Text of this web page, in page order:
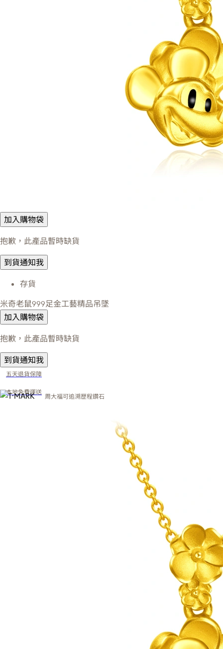
加入購物袋
抱歉，此產品暫時缺貨
到貨通知我
存貨
米奇老鼠999足金工藝精品吊墜
加入購物袋
抱歉，此產品暫時缺貨
到貨通知我
五天退貨保障
本地免費運送
周大福可追溯歷程鑽石